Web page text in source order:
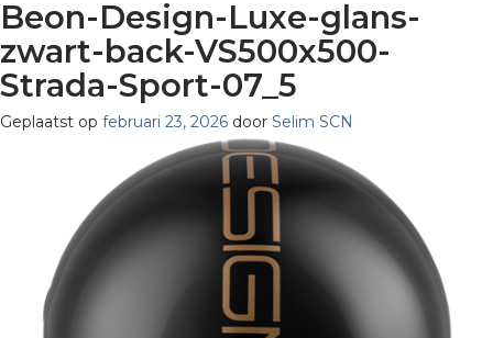
Beon-Design-Luxe-glans-
zwart-back-VS500x500-
Strada-Sport-07_5
Geplaatst op februari 23, 2026 door Selim SCN